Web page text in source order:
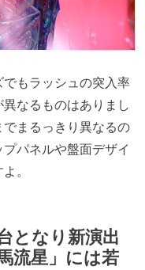
もラッシュの突入率
なるものはありまし
まるっきり異なるの
パネルや盤面デザイ
。
となり新演出
流星」には若